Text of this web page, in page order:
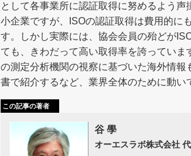
として各事業所に認証取得に努めるよう
小企業ですが、ISOの認証取得は費用的に
す。しかし実際には、協会会員の殆どが
ても、きわだって高い取得率を誇ってい
の測定分析機関の視察に基づいた海外情
書で紹介するなど、業界全体のために動い
この記事の著者
谷 學
オーエスラボ株式会社